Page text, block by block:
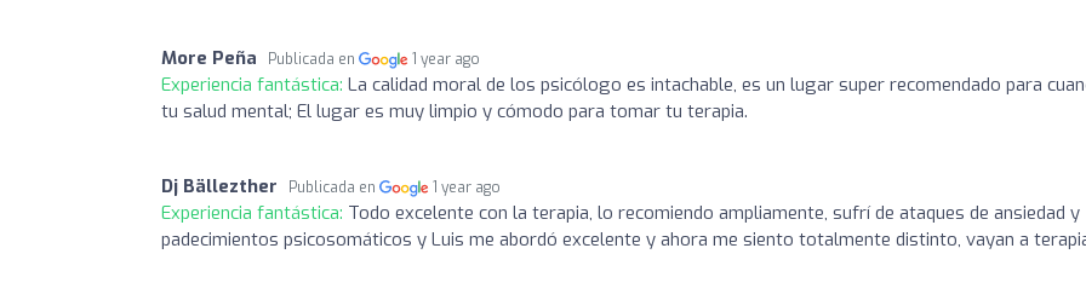
More Peña Publicada en 1 year ago
Experiencia fantástica: La calidad moral de los psicólogo es intachable, es un lugar super recomendado para
tu salud mental; El lugar es muy limpio y cómodo para tomar tu terapia.
Dj Bällezther Publicada en 1 year ago
Experiencia fantástica: Todo excelente con la terapia, lo recomiendo ampliamente, sufrí de ataques de ansiedad y
padecimientos psicosomáticos y Luis me abordó excelente y ahora me siento totalmente distinto, vayan a